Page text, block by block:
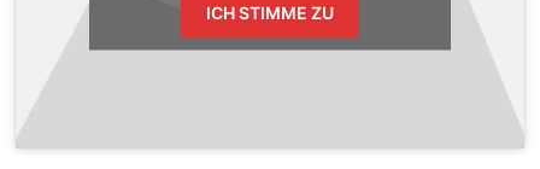
ICH STIMME ZU